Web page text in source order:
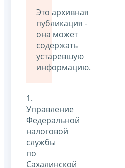
Это архивная
публикация -
она может
содержать
устаревшую
информацию.
1.
Управление
Федеральной
налоговой
службы
по
Сахалинской